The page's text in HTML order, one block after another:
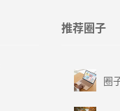
推荐圈子
圈